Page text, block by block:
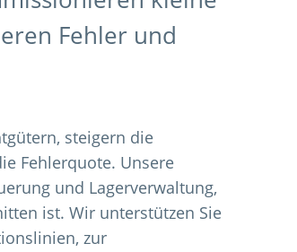
Fehler und
steigern die
Fehlerquote. Unsere
und Lagerverwaltung,
ist. Wir unterstützen Sie
zur